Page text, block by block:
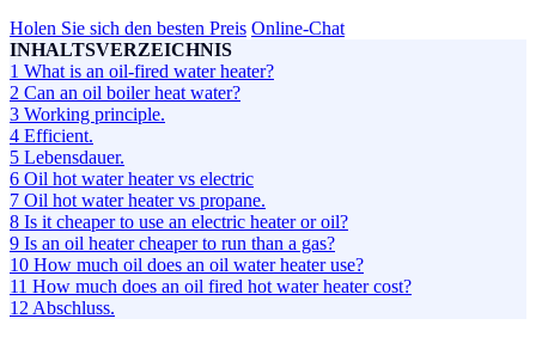
Holen Sie sich den besten Preis Online-Chat
INHALTSVERZEICHNIS
1 What is an oil-fired water heater?
2 Can an oil boiler heat water?
3 Working principle.
4 Efficient.
5 Lebensdauer.
6 Oil hot water heater vs electric
7 Oil hot water heater vs propane.
8 Is it cheaper to use an electric heater or oil?
9 Is an oil heater cheaper to run than a gas?
10 How much oil does an oil water heater use?
11 How much does an oil fired hot water heater cost?
12 Abschluss.